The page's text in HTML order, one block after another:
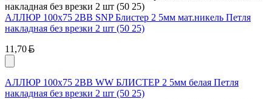
АЛЛЮР 100х75 2BB SNP Блистер 2 5мм мат.никель Петля
накладная без врезки 2 шт (50 25)
11,70
АЛЛЮР 100х75 2BB WW БЛИСТЕР 2 5мм белая Петля
накладная без врезки 2 шт (50 25)